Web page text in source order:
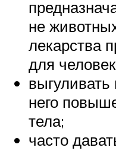
не
лекарства
для
него
тела;
часто